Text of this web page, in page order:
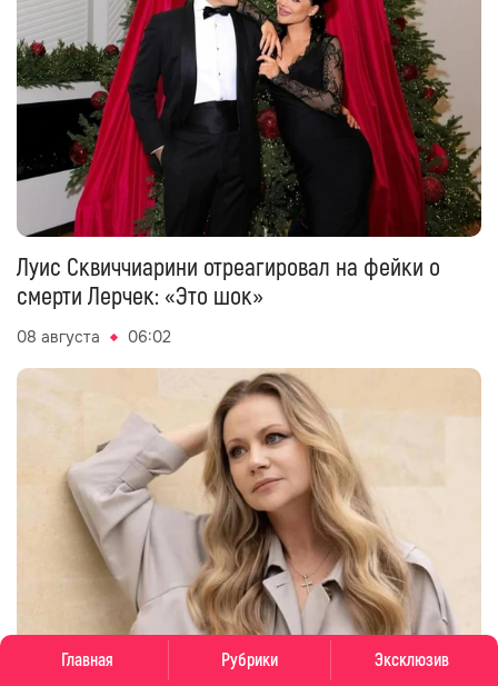
Главная Рубрики Эксклюзив
Луис Сквиччиарини отреагировал на фейки о
смерти Лерчек: «Это шок»
08 августа 06:02